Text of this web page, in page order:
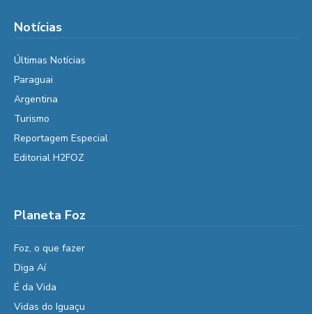
Notícias
Últimas Notícias
Paraguai
Argentina
Turismo
Reportagem Especial
Editorial H2FOZ
Planeta Foz
Foz, o que fazer
Diga Aí
É da Vida
Vidas do Iguaçu